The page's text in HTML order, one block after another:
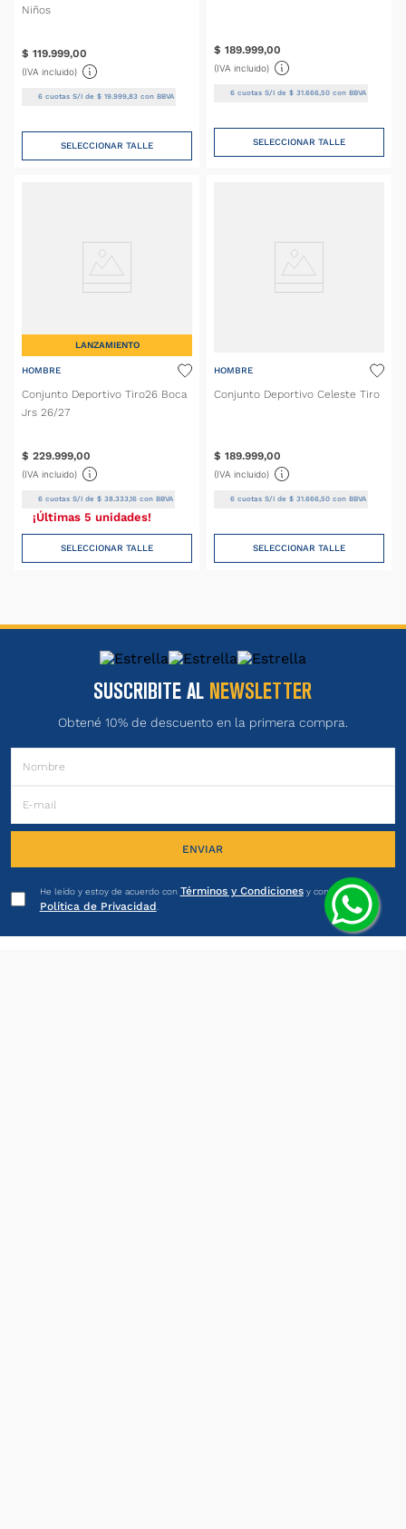
Niños
$ 119.999,00
(IVA incluido)
6 cuotas S/I de$ 19.999,83 con BBVA
SELECCIONAR TALLE
$ 189.999,00
(IVA incluido)
6cuotas S/I de $ 31.666,50con BBVA
SELECCIONAR TALLE
LANZAMIENTO
HOMBRE
Conjunto Deportivo Tiro26 Boca
Jrs 26/27
$ 229.999,00
(IVA incluido)
6 cuotas S/I de$ 38 .333,16 con BBVA
¡Últimas 5 unidades!
SELECCIONAR TALLE
HOMBRE
Conjunto Deportivo Celeste Tiro
$ 189.999,00
(IVA incluido)
6cuotas S/I de $ 31. 666, 50con BBVA
SELECCIONAR TALLE
SUSCRIBITE AL NEWSLETTER
Obtené 10% de descuento en la primera compra.
ENVIAR
He leído y estoy de acuerdo con Términos y Condicionesy con la
Política de Privacidad